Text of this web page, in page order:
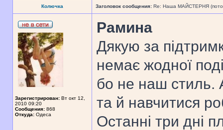
Колючка Заголовок сообщения: Re: Наша МАЙСТЕРНЯ
Зарегистрирован: Вт окт 12,
2010 09:20
Сообщения: 868
Откуда: Одеса
Рамина
Дякую за
немає жодної
бо не наш стиль.
та й навчитися
Останні три дні